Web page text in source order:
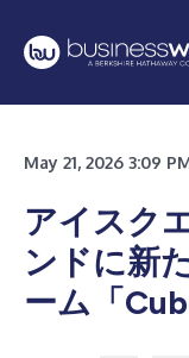
May 21, 2026 3:09
アイスク
ンドに新
ーム「